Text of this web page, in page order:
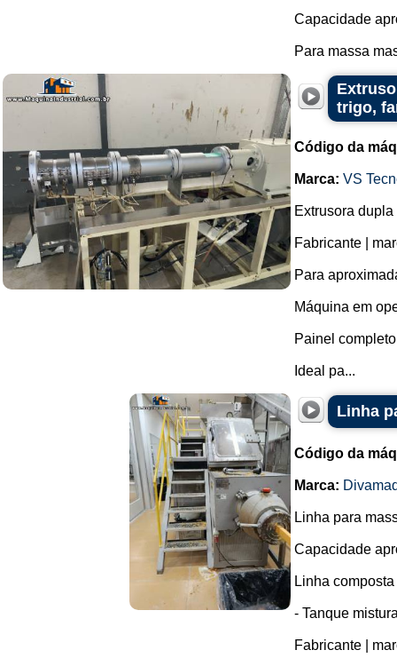
Capacidade
Para massa
trigo,
Código da
Marca: VS
Extrusora
Fabricante |
Para
Máquina em
Painel
Ideal pa...
Linha
Código da
Marca:
Linha para
Capacidade
Linha
- Tanque
Fabricante |